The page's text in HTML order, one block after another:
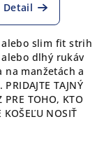
Detail
alebo slim fit strih
dlhý rukáv
na manžetách a
TAJNÝ
PRE TOHO, KTO
KOŠEĽU NOSIŤ